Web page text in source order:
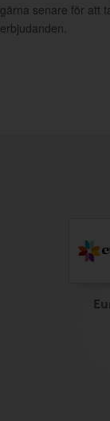
gärna senare för att
erbjudanden.